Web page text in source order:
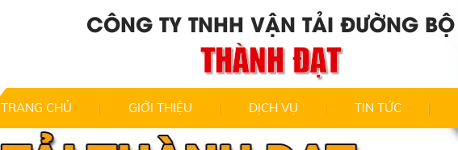
CÔNG TY TNHH VẬN TẢI ĐƯỜNG BỘ
THÀNH ĐẠT
TRANG CHỦ GIỚI THIỆU DỊCH VỤ TIN TỨC